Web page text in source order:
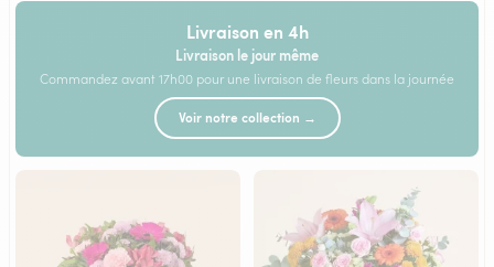
Livraison en 4h
Livraison le jour même
Commandez avant 17h00 pour une livraison de fleurs dans la journée
Voir notre collection →